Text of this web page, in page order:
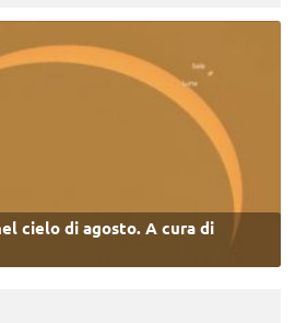
cielo di agosto. A cura di